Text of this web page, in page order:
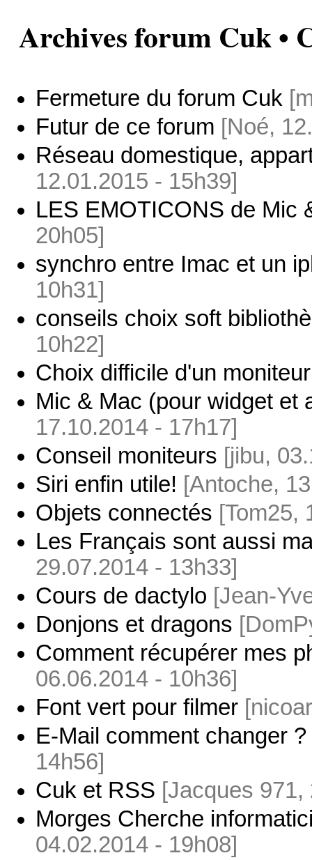
Archives forum Cuk •
Fermeture du forum Cuk
Futur de ce forum [Noé,
Réseau domestique,
12.01.2015 - 15h39]
LES EMOTICONS de Mic
20h05]
synchro entre Imac et un
10h31]
conseils choix soft
10h22]
Choix difficile d'un
Mic & Mac (pour widget et
17.10.2014 - 17h17]
Conseil moniteurs [jibu,
Siri enfin utile! [Antoche,
Objets connectés [Tom25,
Les Français sont aussi
29.07.2014 - 13h33]
Cours de dactylo [Jean-
Donjons et dragons
Comment récupérer mes
06.06.2014 - 10h36]
Font vert pour filmer
E-Mail comment changer ?
14h56]
Cuk et RSS [Jacques
Morges Cherche
04.02.2014 - 19h08]